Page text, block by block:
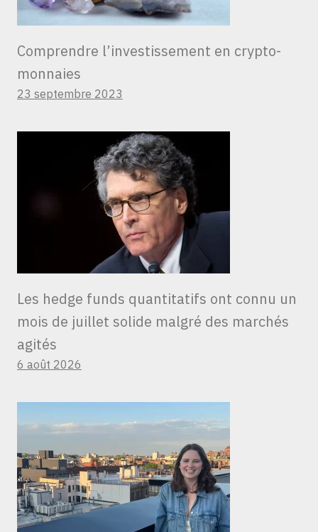
Comprendre l’investissement en crypto-
monnaies
23 septembre 2023
Les hedge funds quantitatifs ont connu un
mois de juillet solide malgré des marchés
agités
6 août 2026